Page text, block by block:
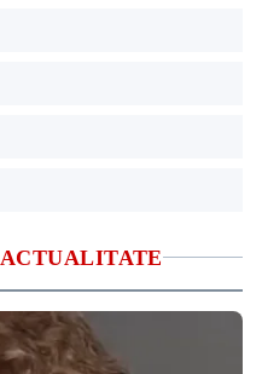
ACTUALITATE